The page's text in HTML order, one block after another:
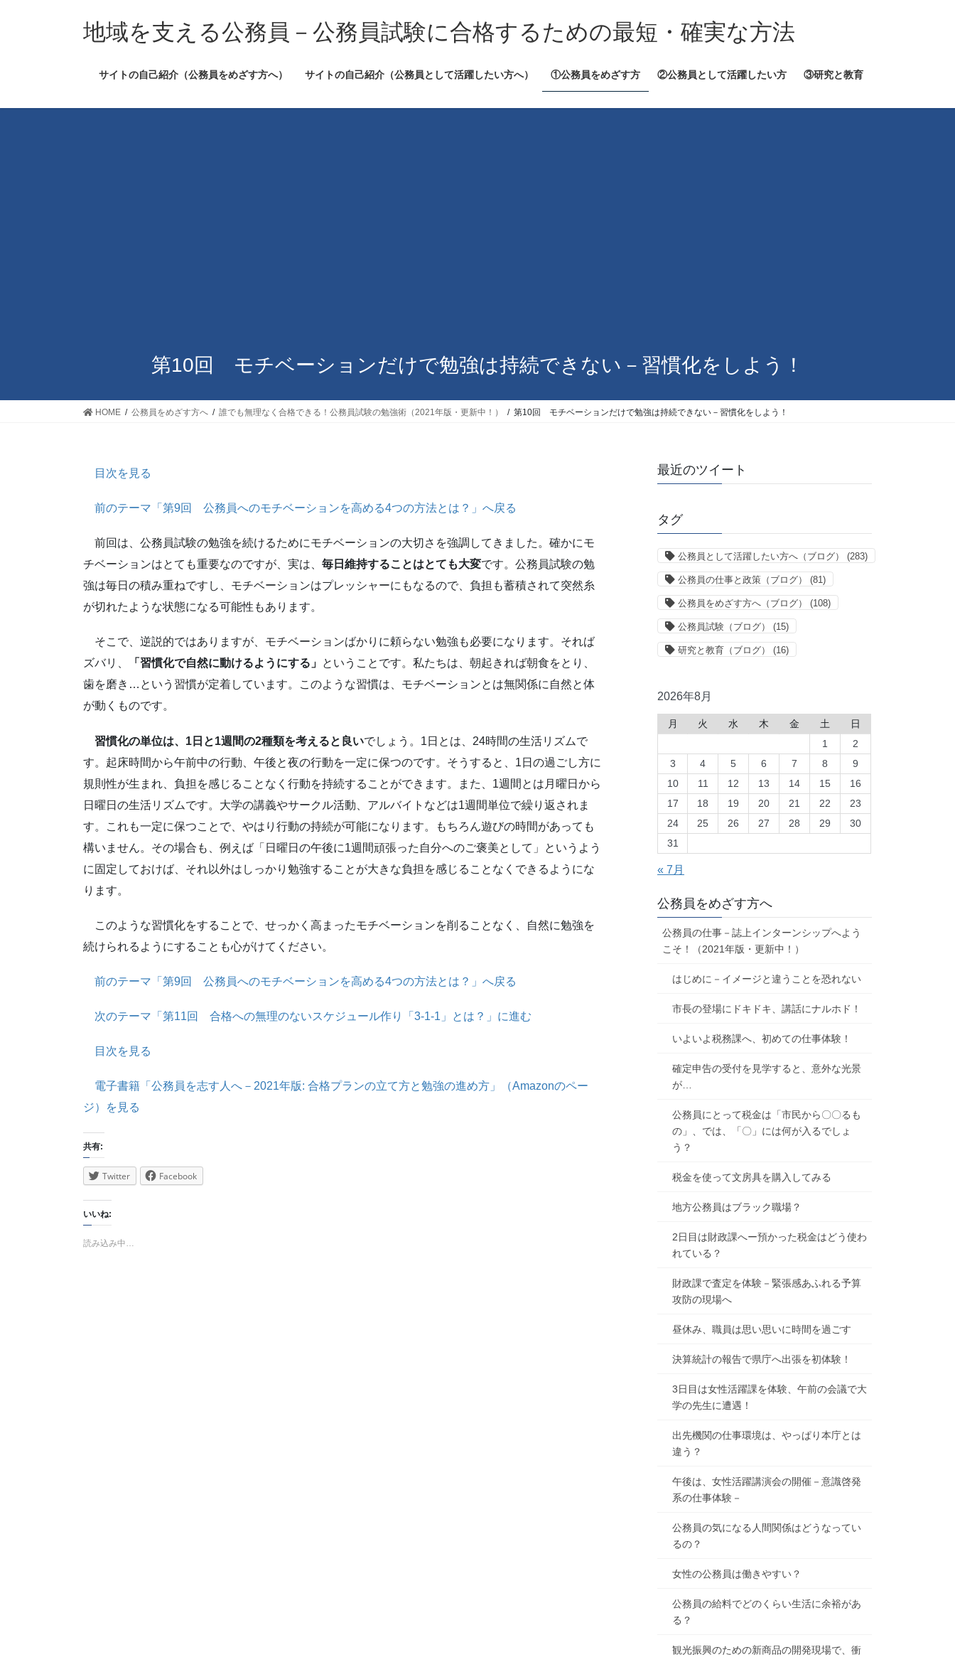
ス
ン
地域を支える公務員－公務員試験に合格するための最短・確実な方法
サイトの自己紹介（公務員をめざす方へ） サイトの自己紹介（公務員として活躍したい方へ） ①公務員をめざす方 ②公務員として活躍したい方 ③研究と教育
第10回 モチベーションだけで勉強は持続できない－習慣化をしよう！
HOME 公務員をめざす方へ 誰でも無理なく合格できる！公務員試験の勉強術（2021年版・更新中！） 第10回 モチベーションだけで勉強は持続できない－習慣化をしよう！
目次を見る
前のテーマ「第9回 公務員へのモチベーションを高める4つの方法とは？」へ戻る
前回は、公務員試験の勉強を続けるためにモチベーションの大切さを強調してきました。確かにモ
チベーションはとても重要なのですが、実は、 毎日維持することはとても大変です。公務員試験の勉
強は毎日の積み重ねですし、モチベーションはプレッシャーにもなるので、負担も蓄積されて突然糸
が切れたような状態になる可能性もあります。
そこで、逆説的ではありますが、モチベーションばかりに頼らない勉強も必要になります。それば
ズバリ、
「習慣化で自然に動けるようにする」 ということです。私たちは、朝起きれば朝食をとり、
歯を磨き…という習慣が定着しています。このような習慣は、モチベーションとは無関係に自然と体
が動くものです。
習慣化の単位は、1日と1週間の2種類を考えると良いでしょう。1日とは、24時間の生活リズムで
す。起床時間から午前中の行動、午後と夜の行動を一定に保つのです。そうすると、1日の過ごし方に
規則性が生まれ、負担を感じることなく行動を持続することができます。また、1週間とは月曜日から
日曜日の生活リズムです。大学の講義やサークル活動、アルバイトなどは1週間単位で繰り返されま
す。これも一定に保つことで、やはり行動の持続が可能になります。もちろん遊びの時間があっても
構いません。その場合も、例えば「日曜日の午後に1週間頑張った自分へのご褒美として」というよう
に固定しておけば、それ以外はしっかり勉強することが大きな負担を感じることなくできるようにな
ります。
このような習慣化をすることで、せっかく高まったモチベーションを削ることなく、自然に勉強を
続けられるようにすることも心がけてください。
前のテーマ「第9回 公務員へのモチベーションを高める4つの方法とは？」へ戻る
次のテーマ「第11回 合格への無理のないスケジュール作り「3-1-1」とは？」に進む
目次を見る
電子書籍「公務員を志す人へ－2021年版: 合格プランの立て方と勉強の進め方」（Amazonのペー
ジ）を見る
共有:
Twitter Facebook
いいね:
読み込み中…
最近のツイート
タグ
公務員として活躍したい方へ（ブログ） (283)
公務員の仕事と政策（ブログ） (81)
公務員をめざす方へ（ブログ） (108)
公務員試験（ブログ） (15)
研究と教育（ブログ） (16)
2026年8月
月 火 水 木 金 土
日
1
2
3
4 5 6 7 8
9
10
11 12 13 14 15
16
17
18 19 20 21 22
23
24
25 26 27 28 29
30
31
« 7月
公務員をめざす方へ
公務員の仕事－誌上インターンシップへよう
こそ！（2021年版・更新中！）
はじめに－イメージと違うことを恐れない
市長の登場にドキドキ、講話にナルホド！
いよいよ税務課へ、初めての仕事体験！
確定申告の受付を見学すると、意外な光景
が…
公務員にとって税金は「市民から〇〇るも
の」、では、「〇」には何が入るでしょ
う？
税金を使って文房具を購入してみる
地方公務員はブラック職場？
2日目は財政課へー預かった税金はどう使わ
れている？
財政課で査定を体験－緊張感あふれる予算
攻防の現場へ
昼休み、職員は思い思いに時間を過ごす
決算統計の報告で県庁へ出張を初体験！
3日目は女性活躍課を体験、午前の会議で大
学の先生に遭遇！
出先機関の仕事環境は、やっぱり本庁とは
違う？
午後は、女性活躍講演会の開催－意識啓発
系の仕事体験－
公務員の気になる人間関係はどうなってい
るの？
女性の公務員は働きやすい？
公務員の給料でどのくらい生活に余裕があ
る？
観光振興のための新商品の開発現場で、衝